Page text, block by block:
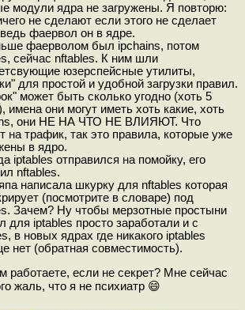
модули ядра не загружены. Я повторю:
не сделают если этого не сделает
фаервол он в ядре.
фаерволом был ipchains, потом
сейчас nftables. К ним шли
юзерспейсные утилиты,
для простой и удобной загрузки правил.
может быть сколько угодно (хоть 5
имена они могут иметь хоть какие, хоть
они НЕ НА ЧТО НЕ ВЛИЯЮТ. Что
на трафик, так это правила, которые уже
в ядро.
iptables отправился на помойку, его
nftables.
написала шкурку для nftables которая
(посмотрите в словаре) под
Зачем? Ну чтобы мерзотные простыни
для iptables просто заработали и с
в новых ядрах где никакого iptables
нет (обратная совместимость).
работаете, если не секрет? Мне сейчас
жаль, что я не психиатр 😄